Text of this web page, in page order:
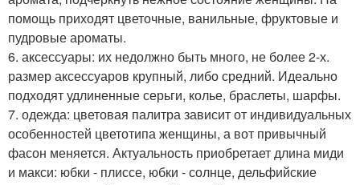
помощь приходят цветочные, ванильные, фруктовые и
пудровые ароматы.
6. аксессуары: их недолжно быть много, не более 2-х.
размер аксессуаров крупный, либо средний. Идеально
подходят удлиненные серьги, колье, браслеты, шарфы.
7. одежда: цветовая палитра зависит от индивидуальных
особенностей цветотипа женщины, а вот привычный
фасон меняется. Актуальность приобретает длина миди
и макси: юбки - плиссе, юбки - солнце, дельфийские